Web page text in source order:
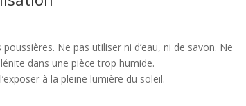
Ne pas utiliser ni d’eau, ni de savon. Ne
dans une pièce trop humide.
à la pleine lumière du soleil.